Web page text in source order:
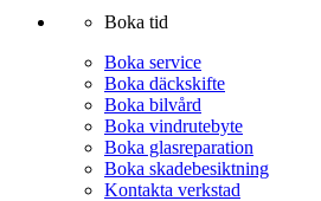
Boka tid
Boka service
Boka däckskifte
Boka bilvård
Boka vindrutebyte
Boka glasreparation
Boka skadebesiktning
Kontakta verkstad